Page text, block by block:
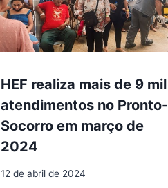
HEF realiza mais de 9 mil
atendimentos no Pronto-
Socorro em março de
2024
12 de abril de 2024